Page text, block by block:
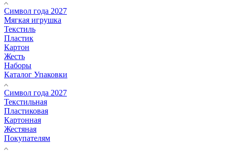
Символ года 2027
Мягкая игрушка
Текстиль
Пластик
Картон
Жесть
Наборы
Каталог Упаковки
Символ года 2027
Текстильная
Пластиковая
Картонная
Жестяная
Покупателям